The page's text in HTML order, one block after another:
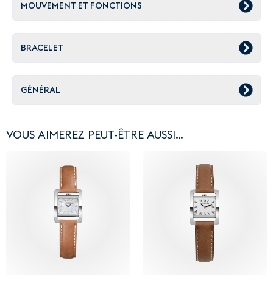
MOUVEMENT ET FONCTIONS
BRACELET
GÉNÉRAL
VOUS AIMEREZ PEUT-ÊTRE AUSSI…